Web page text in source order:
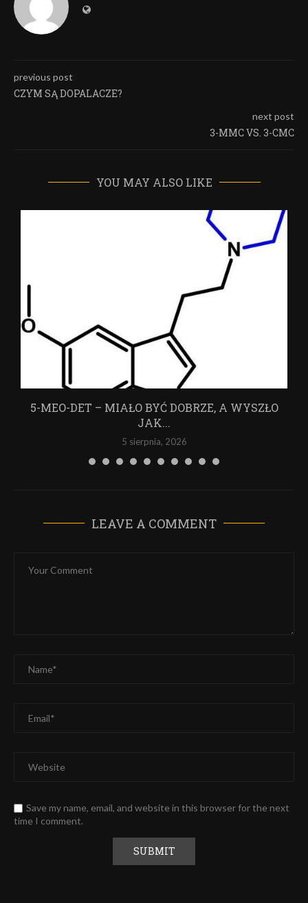
previous post
CZYM SĄ DOPALACZE?
next post
3-MMC VS. 3-CMC
YOU MAY ALSO LIKE
5-MEO-DET – MIAŁO BYĆ DOBRZE, A WYSZŁO
JAK...
5 sierpnia, 2026
LEAVE A COMMENT
Save my name, email, and website in this browser for the next
time I comment.